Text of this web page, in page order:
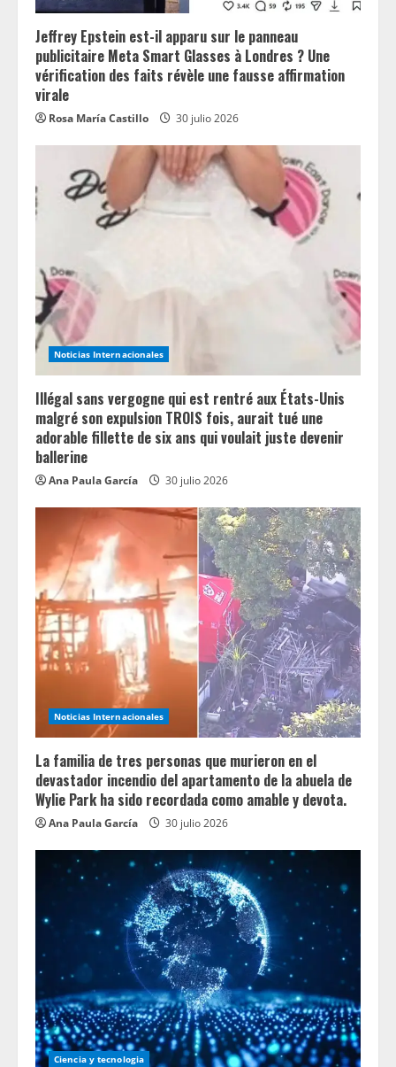
Jeffrey Epstein est-il apparu sur le panneau
publicitaire Meta Smart Glasses à Londres ? Une
vérification des faits révèle une fausse affirmation
virale
Rosa María Castillo 30 julio 2026
Noticias Internacionales
Illégal sans vergogne qui est rentré aux États-Unis
malgré son expulsion TROIS fois, aurait tué une
adorable fillette de six ans qui voulait juste devenir
ballerine
Ana Paula García 30 julio 2026
Noticias Internacionales
La familia de tres personas que murieron en el
devastador incendio del apartamento de la abuela de
Wylie Park ha sido recordada como amable y devota.
Ana Paula García 30 julio 2026
Ciencia y tecnologia